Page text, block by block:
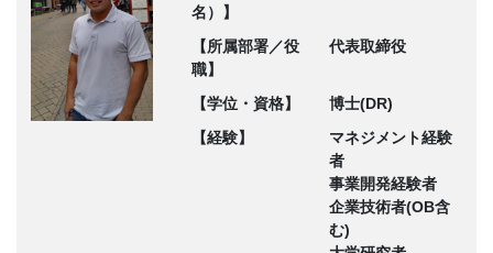
名）】
【所属部署／役
職】
代表取締役
【学位・資格】
博士(DR)
【経験】
マネジメント経験
者
事業開発経験者
企業技術者(OB含
む)